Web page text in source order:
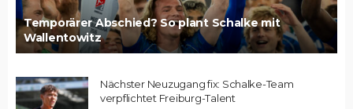
Temporärer Abschied? So plant Schalke mit
Wallentowitz
Nächster Neuzugang fix: Schalke-Team
verpflichtet Freiburg-Talent